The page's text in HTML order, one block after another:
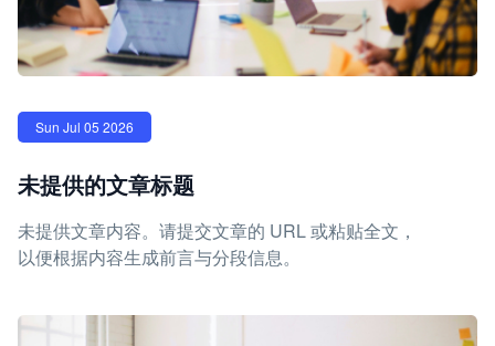
Sun Jul 05 2026
未提供的文章标题
未提供文章内容。请提交文章的 URL 或粘贴全文，
以便根据内容生成前言与分段信息。